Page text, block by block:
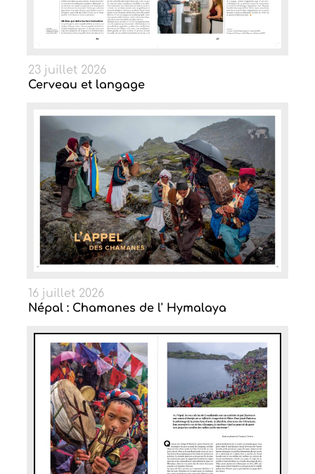
23 juillet 2026
Cerveau et langage
16 juillet 2026
Népal : Chamanes de l' Hymalaya